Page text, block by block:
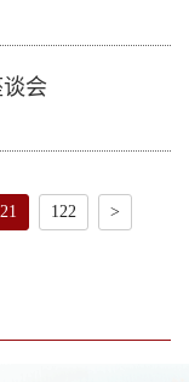
会
122 >